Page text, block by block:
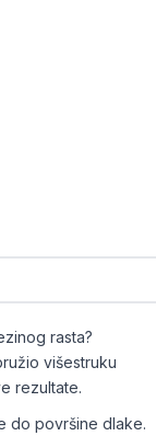
rasta?
višestruku
rezultate.
do površine dlake.